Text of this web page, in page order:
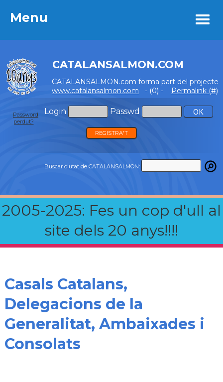
Menu
CATALANSALMON.COM
CATALANSALMON.com forma part del projecte
www.catalansalmon.com - (0) - Permalink (#)
Login Passwd
Password
perdut?
REGISTRA'T
Buscar ciutat de CATALANSALMON:
2005-2025: Fes un cop d'ull al
site dels 20 anys!!!!
Menu
Casals Catalans,
Delegacions de la
Generalitat, Ambaixades i
Consolats